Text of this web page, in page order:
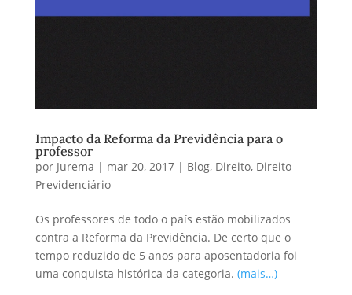
Impacto da Reforma da Previdência para o
professor
por Jurema | mar 20, 2017| Blog, Direito, Direito
Previdenciário
Os professores de todo o país estão mobilizados
contra a Reforma da Previdência. De certo que o
tempo reduzido de 5 anos para aposentadoria foi
uma conquista histórica da categoria. (mais…)